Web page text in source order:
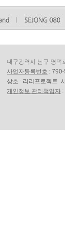
대구광역시 남구 명
사업자등록번호 :
상호 : 리리프로젝트
개인정보 관리책임자